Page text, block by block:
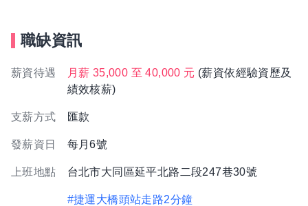
職缺資訊
薪資待遇 月薪 35,000 至 40,000 元 (薪資依經驗資歷及
績效核薪)
支薪方式 匯款
發薪資日 每月6號
上班地點 台北市大同區延平北路二段247巷30號
#捷運大橋頭站走路2分鐘